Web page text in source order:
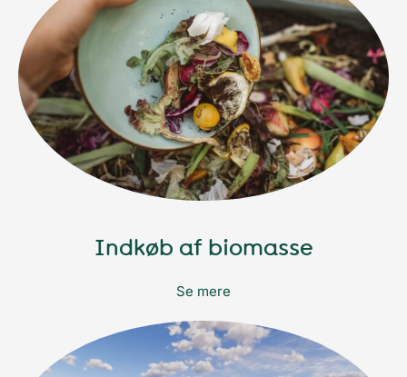
Indkøb af biomasse
Se mere